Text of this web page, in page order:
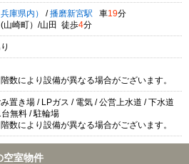
庫県内） / 播磨新宮駅 車19分
山崎町）/山田 徒歩4分
数により設備が異なる場合がございます。
置き場 / LPガス / 電気 / 公営上水道 / 下水道
無料 / 駐輪場
数により設備が異なる場合がございます。
空室物件